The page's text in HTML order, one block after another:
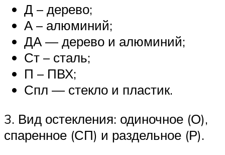
Д – дерево;
А – алюминий;
ДА — дерево и алюминий;
Ст – сталь;
П – ПВХ;
Спл — стекло и пластик.
3. Вид остекления: одиночное (О),
спаренное (СП) и раздельное (Р).